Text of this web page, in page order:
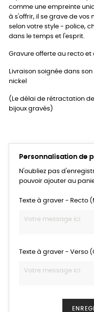
comme une empreinte
à s'offrir, il se grave de
selon votre style - police,
dans le temps et l'esprit.
Gravure offerte au recto et
Livraison soignée dans
nickel
(Le délai de rétractation
bijoux gravés)
Personnalisation de
N'oubliez pas
pouvoir ajouter au
Texte à graver - Recto
Texte à graver - Verso